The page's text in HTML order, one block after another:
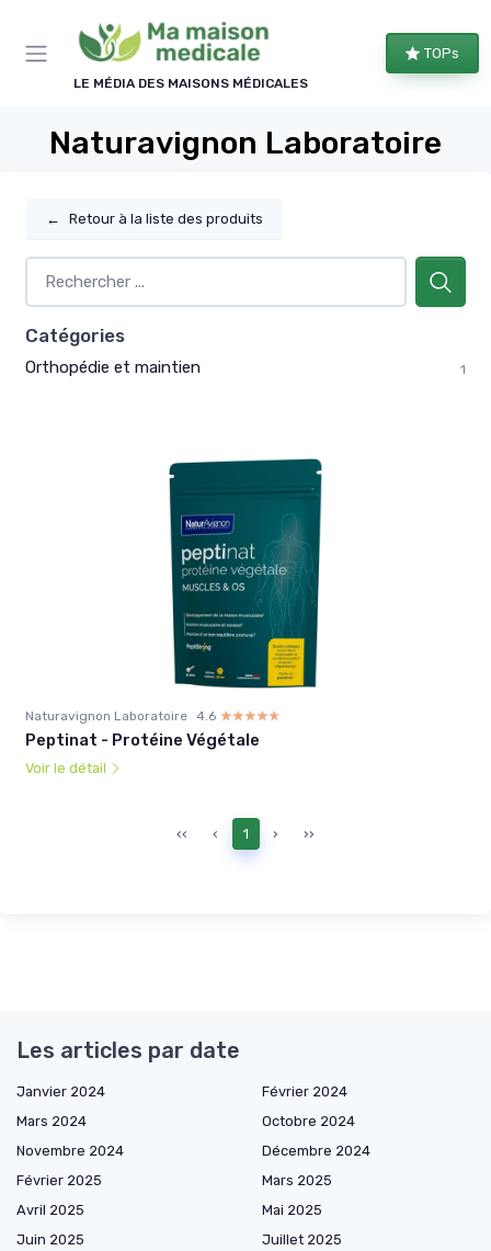
LE MÉDIA DES MAISONS MÉDICALES
TOPs
Naturavignon Laboratoire
← Retour à la liste des produits
Catégories
Orthopédie et maintien 1
Naturavignon Laboratoire 4.6 ☆☆☆☆☆
★★★★★
Peptinat - Protéine Végétale
Voir le détail
‹‹ ‹ 1 › ››
Les articles par date
Janvier 2024
Février 2024
Mars 2024
Octobre 2024
Novembre 2024
Décembre 2024
Février 2025
Mars 2025
Avril 2025
Mai 2025
Juin 2025
Juillet 2025